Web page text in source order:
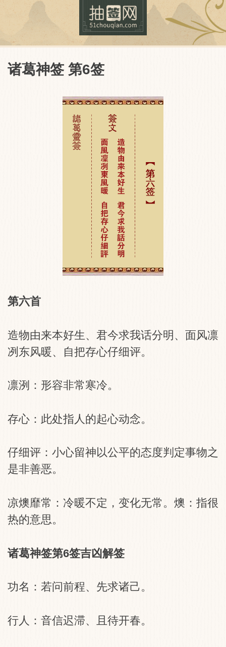
抽签网
诸葛神签 第6签
第六首
造物由来本好生、君今求我话分明、面风凛
冽东风暖、自把存心仔细评。
凛洌：形容非常寒冷。
存心：此处指人的起心动念。
仔细评：小心留神以公平的态度判定事物之
是非善恶。
凉燠靡常：冷暖不定，变化无常。燠：指很
热的意思。
诸葛神签第6签吉凶解签
功名：若问前程、先求诸己。
行人：音信迟滞、且待开春。